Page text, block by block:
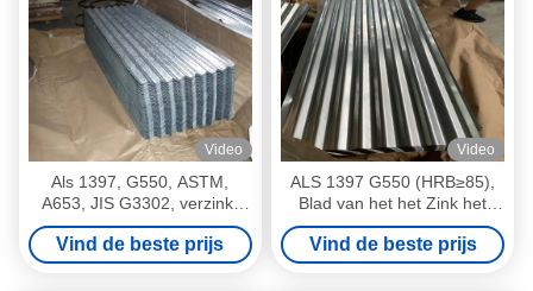
Video
Als 1397, G550, ASTM,
A653, JIS G3302, verzinkt
volledige harde gegolfd
dakbedekking blad
Vind de beste prijs
Video
ALS 1397 G550 (HRB≥85),
Blad van het het Zink het
Hete Ondergedompelde
Gegalvaniseerde
Golfdakwerk van ASTM A653
Vind de beste prijs